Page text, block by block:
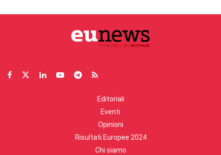
Editoriali
Eventi
Opinioni
Risultati Europee 2024
Chi siamo